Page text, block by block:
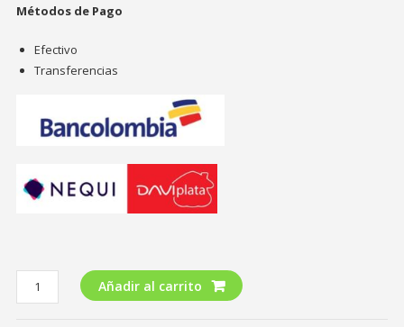
Métodos de Pago
Efectivo
Transferencias
Añadir al carrito